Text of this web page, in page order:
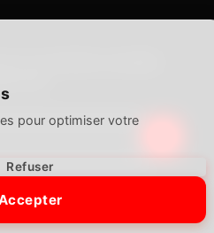
nos dernières actualités
Tous droits réservés.
pour optimiser votre
Refuser